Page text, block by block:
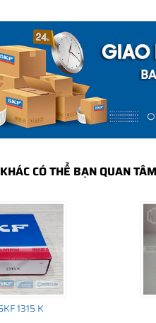
phẩm SKF chính hãng do
nhà sản xuất.
BIẾT VÀ PHÂN BIỆT
các đại lý ủy quyền của SKF để
các sản phẩm SKF chính hãng bằng
Phần mềm kiểm tra vòng bi
CÓ THỂ BẠN QUAN TÂM
1315 K